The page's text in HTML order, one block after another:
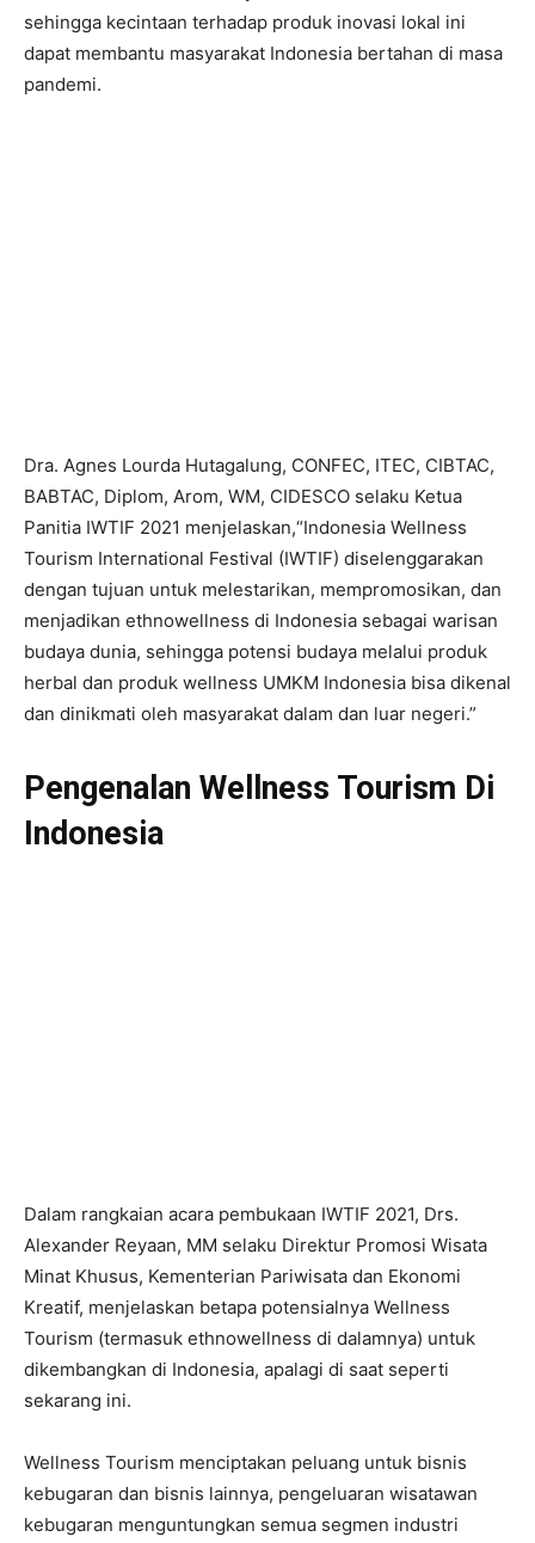
sehingga kecintaan terhadap produk inovasi lokal ini
dapat membantu masyarakat Indonesia bertahan di masa
pandemi.
Dra. Agnes Lourda Hutagalung, CONFEC, ITEC, CIBTAC,
BABTAC, Diplom, Arom, WM, CIDESCO selaku Ketua
Panitia IWTIF 2021 menjelaskan,“Indonesia Wellness
Tourism International Festival (IWTIF) diselenggarakan
dengan tujuan untuk melestarikan, mempromosikan, dan
menjadikan ethnowellness di Indonesia sebagai warisan
budaya dunia, sehingga potensi budaya melalui produk
herbal dan produk wellness UMKM Indonesia bisa dikenal
dan dinikmati oleh masyarakat dalam dan luar negeri.”
Pengenalan Wellness Tourism Di
Indonesia
Dalam rangkaian acara pembukaan IWTIF 2021, Drs.
Alexander Reyaan, MM selaku Direktur Promosi Wisata
Minat Khusus, Kementerian Pariwisata dan Ekonomi
Kreatif, menjelaskan betapa potensialnya Wellness
Tourism (termasuk ethnowellness di dalamnya) untuk
dikembangkan di Indonesia, apalagi di saat seperti
sekarang ini.
Wellness Tourism menciptakan peluang untuk bisnis
kebugaran dan bisnis lainnya, pengeluaran wisatawan
kebugaran menguntungkan semua segmen industri